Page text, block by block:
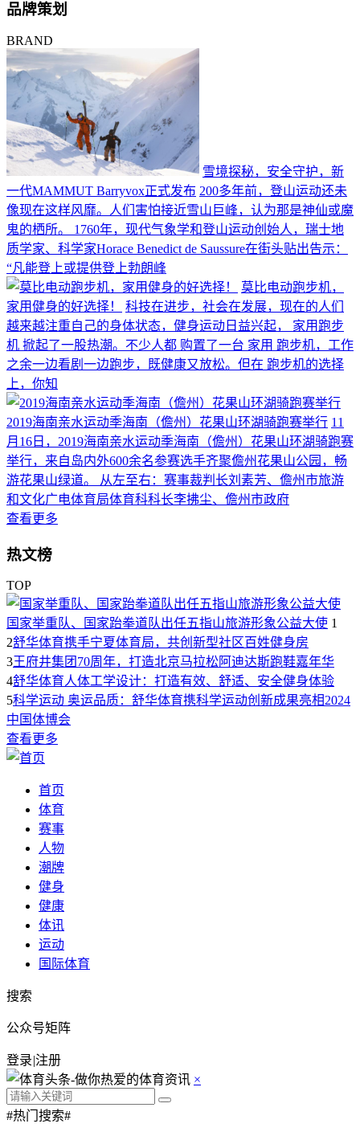
品牌策划
BRAND
雪境探秘，安全守护，新
一代MAMMUT Barryvox正式发布 200多年前，登山运动还未
像现在这样风靡。人们害怕接近雪山巨峰，认为那是神仙或魔
鬼的栖所。 1760年，现代气象学和登山运动创始人，瑞士地
质学家、科学家Horace Benedict de Saussure在街头贴出告示：
“凡能登上或提供登上勃朗峰
莫比电动跑步机，
家用健身的好选择！
科技在进步，社会在发展，现在的人们
越来越注重自己的身体状态，健身运动日益兴起， 家用跑步
机 掀起了一股热潮。不少人都 购置了一台 家用 跑步机，工作
之余一边看剧一边跑步，既健康又放松。但在 跑步机的选择
上，你知
2019海南亲水运动季海南（儋州）花果山环湖骑跑赛举行 11
月16日，2019海南亲水运动季海南（儋州）花果山环湖骑跑赛
举行，来自岛内外600余名参赛选手齐聚儋州花果山公园，畅
游花果山绿道。 从左至右：赛事裁判长刘素芳、儋州市旅游
和文化广电体育局体育科科长李拂尘、儋州市政府
查看更多
热文榜
TOP
国家举重队、国家跆拳道队出任五指山旅游形象公益大使 1
2舒华体育携手宁夏体育局，共创新型社区百姓健身房
3王府井集团70周年，打造北京马拉松阿迪达斯跑鞋嘉年华
4舒华体育人体工学设计：打造有效、舒适、安全健身体验
5科学运动 奥运品质：舒华体育携科学运动创新成果亮相2024
中国体博会
查看更多
首页
体育
赛事
人物
潮牌
健身
健康
体讯
运动
国际体育
搜索
公众号矩阵
登录|注册
×
#热门搜索#